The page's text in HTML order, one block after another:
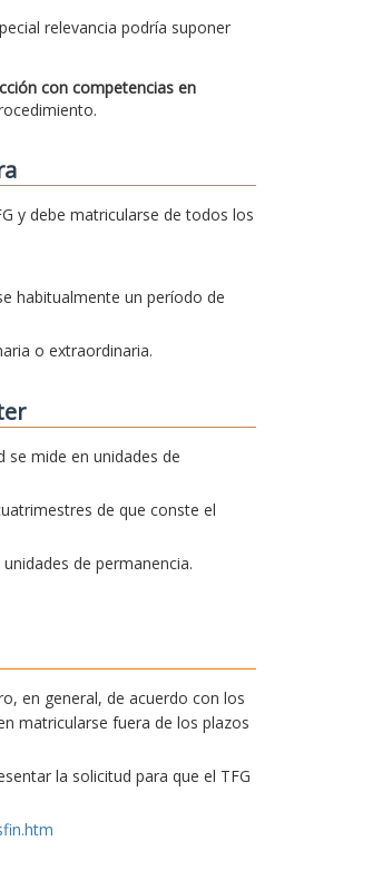
relevancia podría suponer
con competencias en
y debe matricularse de todos los
habitualmente un período de
o extraordinaria.
se mide en unidades de
de que conste el
de permanencia.
en general, de acuerdo con los
matricularse fuera de los plazos
la solicitud para que el TFG